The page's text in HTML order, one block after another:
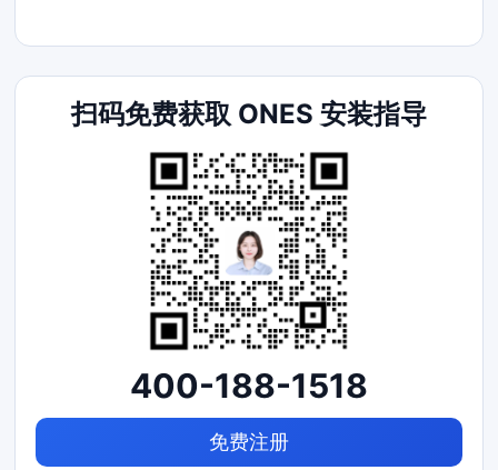
扫码免费获取 ONES 安装指导
400-188-1518
免费注册